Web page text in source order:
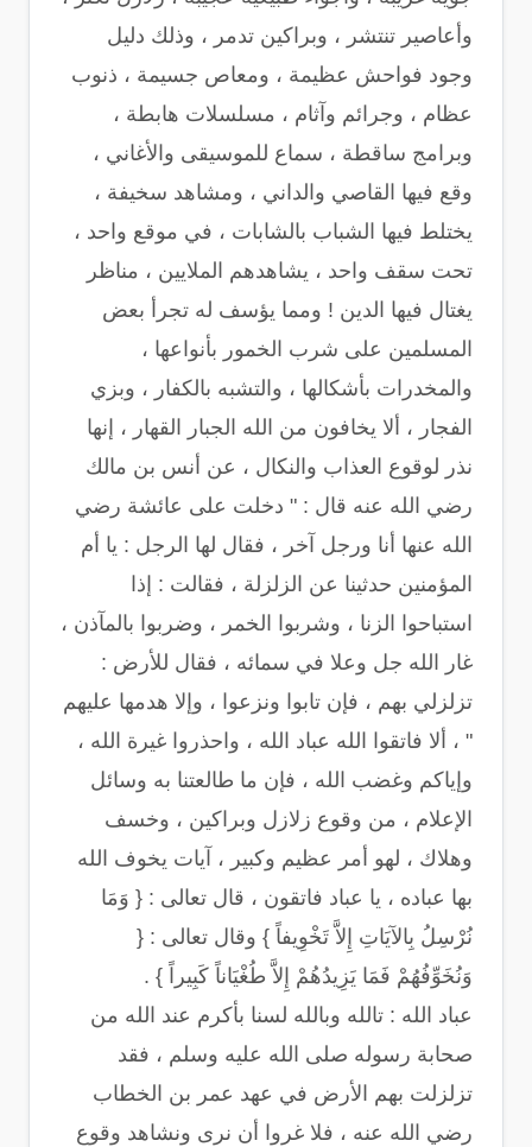
وأعاصير تنتشر ، وبراكين تدمر ، وذلك دليل
وجود فواحش عظيمة ، ومعاص جسيمة ، ذنوب
عظام ، وجرائم وآثام ، مسلسلات هابطة ،
وبرامج ساقطة ، سماع للموسيقى والأغاني ،
وقع فيها القاصي والداني ، ومشاهد سخيفة ،
يختلط فيها الشباب بالشابات ، في موقع واحد ،
تحت سقف واحد ، يشاهدهم الملايين ، مناظر
يغتال فيها الدين ! ومما يؤسف له تجرأ بعض
المسلمين على شرب الخمور بأنواعها ،
والمخدرات بأشكالها ، والتشبه بالكفار ، وبزي
الفجار ، ألا يخافون من الله الجبار القهار ، إنها
نذر لوقوع العذاب والنكال ، عن أنس بن مالك
رضي الله عنه قال : " دخلت على عائشة رضي
الله عنها أنا ورجل آخر ، فقال لها الرجل : يا أم
المؤمنين حدثينا عن الزلزلة ، فقالت : إذا
استباحوا الزنا ، وشربوا الخمر ، وضربوا بالمآذن ،
غار الله جل وعلا في سمائه ، فقال للأرض :
تزلزلي بهم ، فإن تابوا ونزعوا ، وإلا هدمها عليهم
" ، ألا فاتقوا الله عباد الله ، واحذروا غيرة الله ،
وإياكم وغضب الله ، فإن ما طالعتنا به وسائل
الإعلام ، من وقوع زلازل وبراكين ، وخسف
وهلاك ، لهو أمر عظيم وكبير ، آيات يخوف الله
بها عباده ، يا عباد فاتقون ، قال تعالى : { وَمَا
نُرْسِلُ بِالآيَاتِ إِلاَّ تَخْوِيفاً } وقال تعالى : {
وَنُخَوِّفُهُمْ فَمَا يَزِيدُهُمْ إِلاَّ طُغْيَاناً كَبِيراً } .
عباد الله : تالله وبالله لسنا بأكرم عند الله من
صحابة رسوله صلى الله عليه وسلم ، فقد
تزلزلت بهم الأرض في عهد عمر بن الخطاب
رضي الله عنه ، فلا غروا أن نرى ونشاهد وقوع